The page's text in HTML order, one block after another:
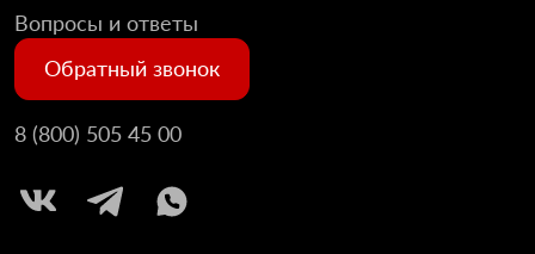
Вопросы и ответы
Обратный звонок
8 (800) 505 45 00